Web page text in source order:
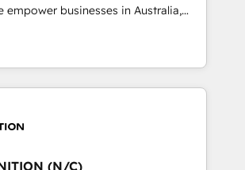
System Migrations between systems
lead generation strategies Time-
globally to realise their full
enterprise HubSpot CRM
across
platform, covering marketing,
from start-up to Enterprise, and have
(N/C)